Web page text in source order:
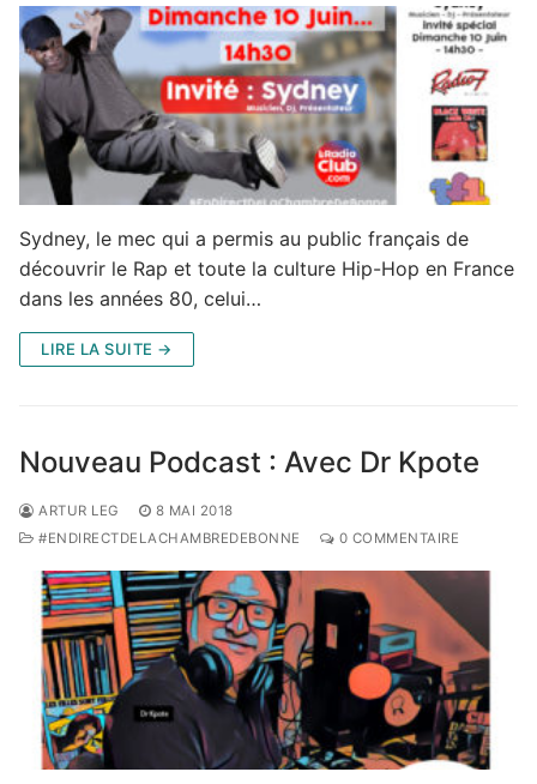
Sydney, le mec qui a permis au public français de
découvrir le Rap et toute la culture Hip-Hop en France
dans les années 80, celui…
LIRE LA SUITE →
Nouveau Podcast : Avec Dr Kpote
ARTUR LEG
8 MAI 2018
#ENDIRECTDELACHAMBREDEBONNE
0 COMMENTAIRE